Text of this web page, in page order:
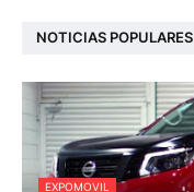
NOTICIAS POPULARES
EXPOMOVIL